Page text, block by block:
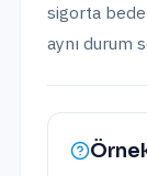
sigorta
aynı durum